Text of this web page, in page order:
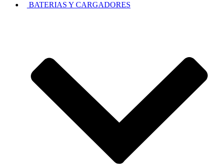
BATERIAS Y CARGADORES